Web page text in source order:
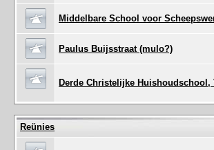
Middelbare School voor
Paulus Buijsstraat (mulo?)
Derde Christelijke Huishoudschool,
Reünies